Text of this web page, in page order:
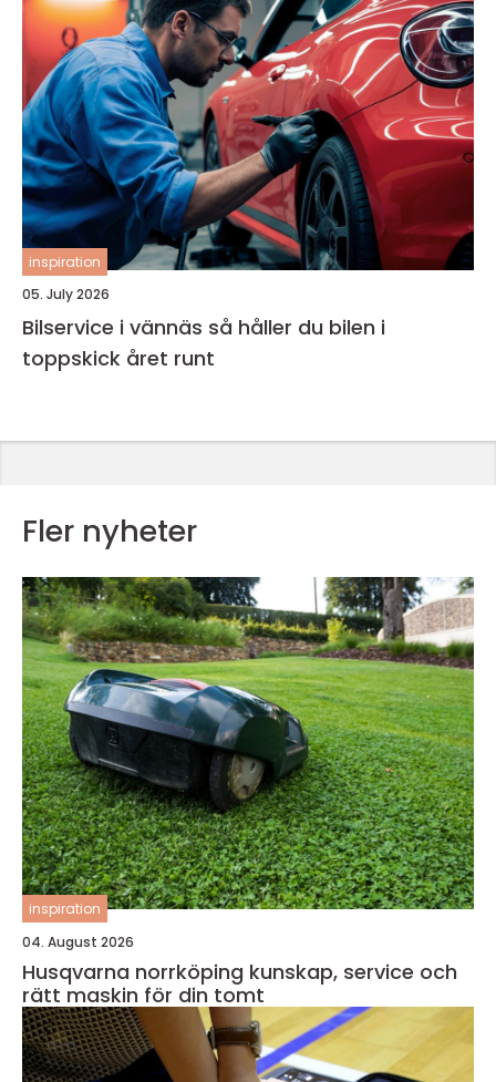
inspiration
05. July 2026
Bilservice i vännäs så håller du bilen i
toppskick året runt
Fler nyheter
inspiration
04. August 2026
Husqvarna norrköping kunskap, service och
rätt maskin för din tomt